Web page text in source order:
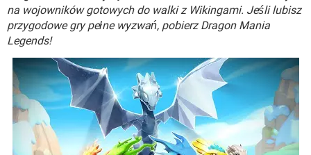
WINDOWS 10
na wojowników gotowych do walki z Wikingami. Jeśli lubisz
przygodowe gry pełne wyzwań, pobierz Dragon Mania
Legends!